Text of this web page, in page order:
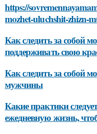
https://
mozhet-uluchshit-zhizn-
Как следить за собой
поддерживать свою
Как следить за собой
мужчины
Какие практики
ежедневную жизнь,